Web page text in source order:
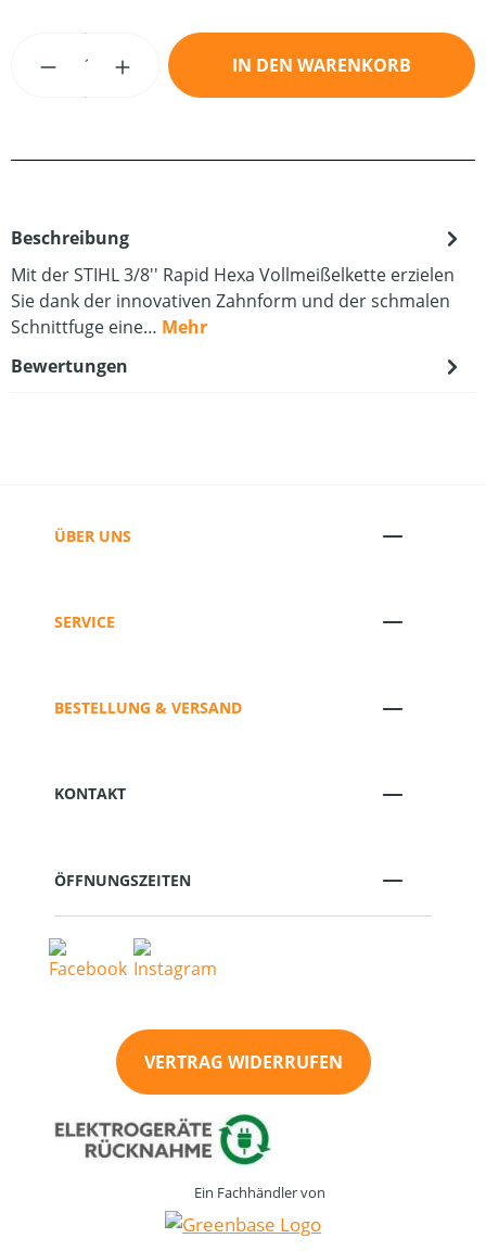
Produkt Anzahl: Gib den gewünschten
IN DEN WARENKORB
Beschreibung
Mit der STIHL 3/8'' Rapid Hexa Vollmeißelkette erzielen
Sie dank der innovativen Zahnform und der schmalen
Schnittfuge eine… Mehr
Bewertungen
ÜBER UNS
SERVICE
BESTELLUNG & VERSAND
KONTAKT
ÖFFNUNGSZEITEN
VERTRAG WIDERRUFEN
Ein Fachhändler von